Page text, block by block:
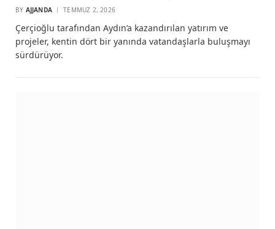
BY AJJANDA TEMMUZ 2, 2026
Çerçioğlu tarafından Aydın’a kazandırılan yatırım ve
projeler, kentin dört bir yanında vatandaşlarla buluşmayı
sürdürüyor.